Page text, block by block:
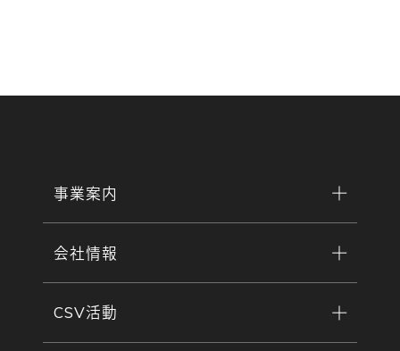
事業案内
会社情報
CSV活動